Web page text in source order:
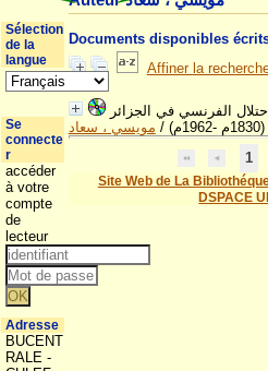
Documents disponibles
Affiner la
الفرنسي في الجزائر
(1830م -1962م)
/ مويسي ، سعاد
1
Site Web de La
DSPACE
Sélection
de la
langue
Se
connecte
r
accéder
à votre
compte
de
lecteur
Adresse
BUCENT
RALE -